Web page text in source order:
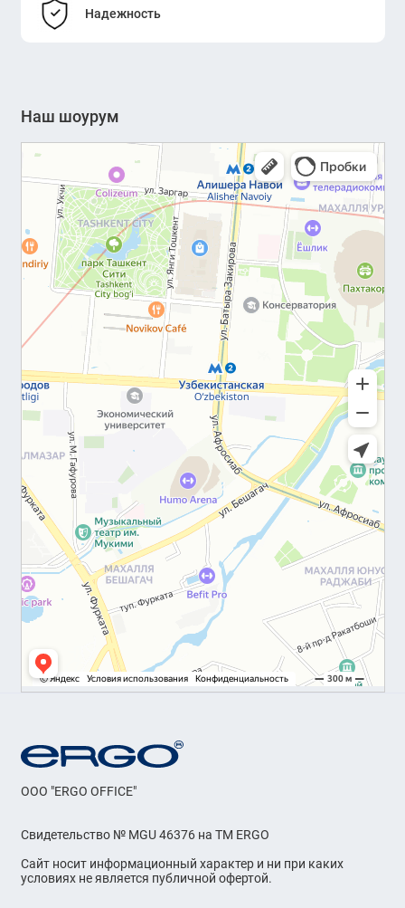
Надежность
Наш шоурум
OOO "ERGO OFFICE"
Свидетельство № MGU 46376 на ТМ ERGO
Сайт носит информационный характер и ни при каких
условиях не является публичной офертой.